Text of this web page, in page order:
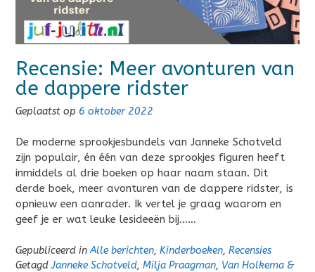
Recensie: Meer avonturen van
de dappere ridster
Geplaatst op 6 oktober 2022
De moderne sprookjesbundels van Janneke Schotveld
zijn populair, én één van deze sprookjes figuren heeft
inmiddels al drie boeken op haar naam staan. Dit
derde boek, meer avonturen van de dappere ridster, is
opnieuw een aanrader. Ik vertel je graag waarom en
geef je er wat leuke lesideeën bij……
Gepubliceerd inAlle berichten, Kinderboeken, Recensies
GetagdJanneke Schotveld, Milja Praagman, Van Holkema &